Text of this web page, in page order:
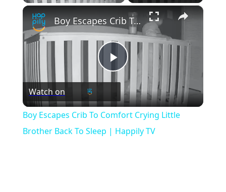
×
Play
Video
Boy Escapes Crib To Comfort Crying Little Brother Back To Sleep | Happily TV
Watch on
Boy Escapes Crib To Comfort Crying Little
Brother Back To Sleep | Happily TV